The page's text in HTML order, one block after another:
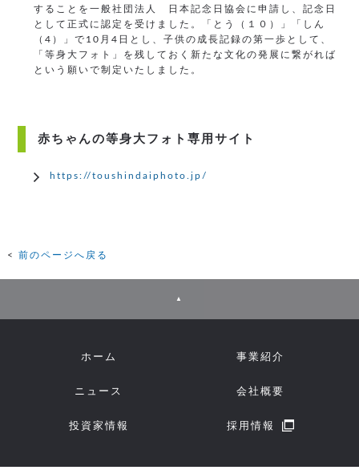
することを一般社団法人 日本記念日協会に申請し、記念日
として正式に認定を受けました。「とう（１０）」「しん
（4）」で10月4日とし、子供の成長記録の第一歩として、
「等身大フォト」を残しておく新たな文化の発展に繋がれば
という願いで制定いたしました。
赤ちゃんの等身大フォト専用サイト
https://toushindaiphoto.jp/
前のページへ戻る
▲
ホーム 事業紹介
ニュース 会社概要
投資家情報 採用情報